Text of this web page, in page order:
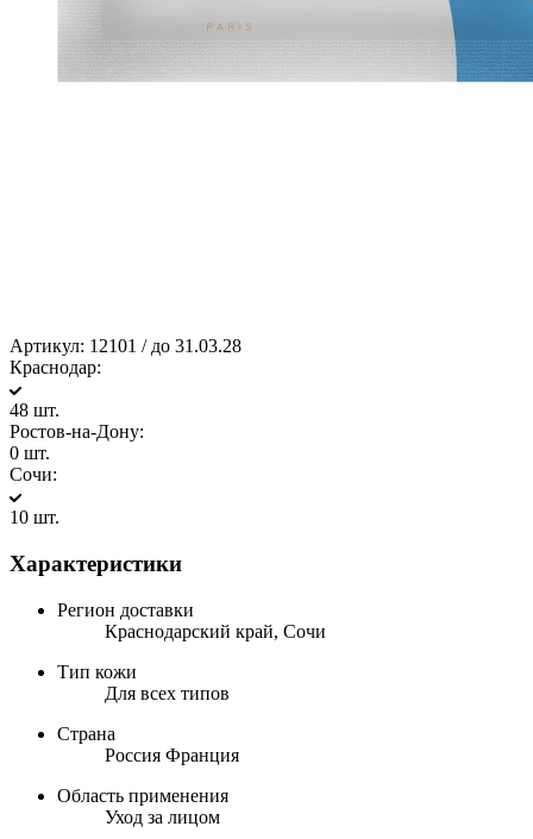
Артикул: 12101 / до 31.03.28
Краснодар:
48 шт.
Ростов-на-Дону:
0 шт.
Сочи:
10 шт.
Характеристики
Регион доставки
Краснодарский край, Сочи
Тип кожи
Для всех типов
Страна
Россия Франция
Область применения
Уход за лицом